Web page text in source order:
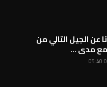
الجيل التالي من